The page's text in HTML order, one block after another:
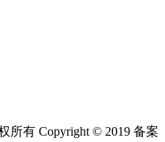
所有 Copyright © 2019 备案